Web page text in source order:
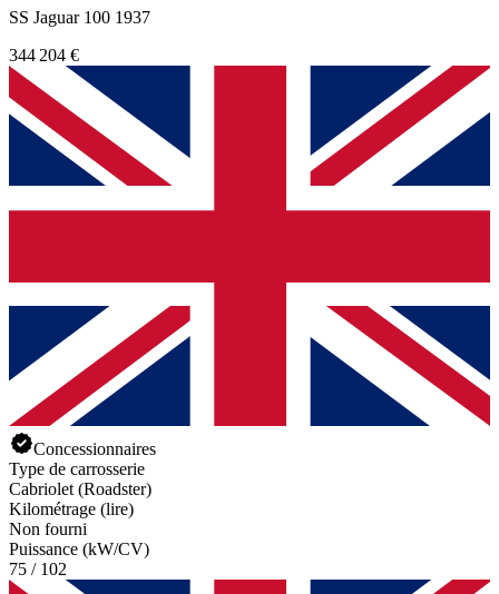
SS Jaguar 100 1937
344 204 €
Concessionnaires
Type de carrosserie
Cabriolet (Roadster)
Kilométrage (lire)
Non fourni
Puissance (kW/CV)
75 / 102